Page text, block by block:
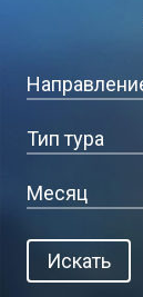
Искать